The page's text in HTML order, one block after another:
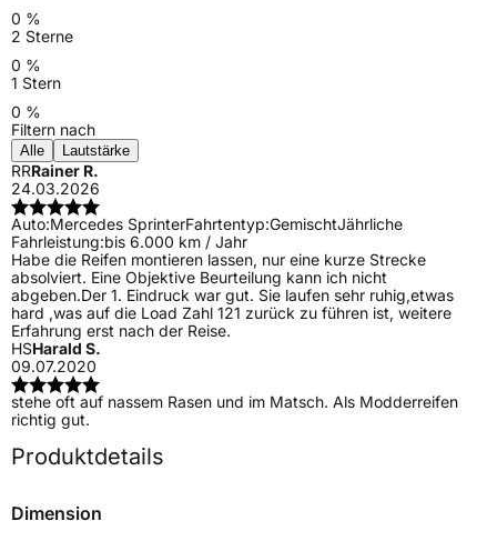
0 %
2 Sterne
0 %
1 Stern
0 %
Filtern nach
Alle Lautstärke
RRRainer R.
24.03.2026
Auto:Mercedes SprinterFahrtentyp:GemischtJährliche
Fahrleistung:bis 6.000 km / Jahr
Habe die Reifen montieren lassen, nur eine kurze Strecke
absolviert. Eine Objektive Beurteilung kann ich nicht
abgeben.Der 1. Eindruck war gut. Sie laufen sehr ruhig,etwas
hard ,was auf die Load Zahl 121 zurück zu führen ist, weitere
Erfahrung erst nach der Reise.
HSHarald S.
09.07.2020
stehe oft auf nassem Rasen und im Matsch. Als Modderreifen
richtig gut.
Produktdetails
Dimension